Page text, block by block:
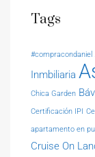
Tags
#compracondaniel
Inmbiliaria
Chica Garden
Certificación IPI
apartamento en
Cruise On